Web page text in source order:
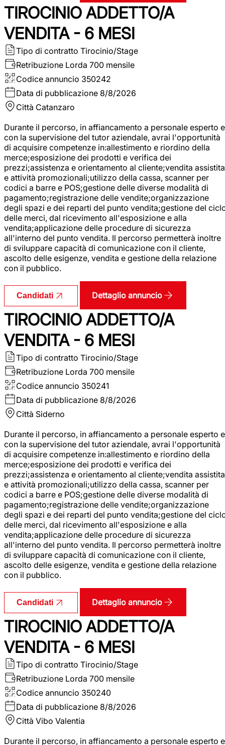
TIROCINIO ADDETTO/A
VENDITA - 6 MESI
Tipo di contratto Tirocinio/Stage
Retribuzione Lorda 700 mensile
Codice annuncio 350242
Data di pubblicazione 8/8/2026
Città Catanzaro
Durante il percorso, in affiancamento a personale esperto e
con la supervisione del tutor aziendale, avrai l'opportunità
di acquisire competenze in:allestimento e riordino della
merce;esposizione dei prodotti e verifica dei
prezzi;assistenza e orientamento al cliente;vendita assistita
e attività promozionali;utilizzo della cassa, scanner per
codici a barre e POS;gestione delle diverse modalità di
pagamento;registrazione delle vendite;organizzazione
degli spazi e dei reparti del punto vendita;gestione del
delle merci, dal ricevimento all'esposizione e alla
vendita;applicazione delle procedure di sicurezza
all'interno del punto vendita. Il percorso permetterà inoltre
di sviluppare capacità di comunicazione con il cliente,
ascolto delle esigenze, vendita e gestione della relazione
con il pubblico.
Candidati Dettaglio annuncio
TIROCINIO ADDETTO/A
VENDITA - 6 MESI
Tipo di contratto Tirocinio/Stage
Retribuzione Lorda 700 mensile
Codice annuncio 350241
Data di pubblicazione 8/8/2026
Città Siderno
Durante il percorso, in affiancamento a personale esperto e
con la supervisione del tutor aziendale, avrai l'opportunità
di acquisire competenze in:allestimento e riordino della
merce;esposizione dei prodotti e verifica dei
prezzi;assistenza e orientamento al cliente;vendita assistita
e attività promozionali;utilizzo della cassa, scanner per
codici a barre e POS;gestione delle diverse modalità di
pagamento;registrazione delle vendite;organizzazione
degli spazi e dei reparti del punto vendita;gestione del
delle merci, dal ricevimento all'esposizione e alla
vendita;applicazione delle procedure di sicurezza
all'interno del punto vendita. Il percorso permetterà inoltre
di sviluppare capacità di comunicazione con il cliente,
ascolto delle esigenze, vendita e gestione della relazione
con il pubblico.
Candidati Dettaglio annuncio
TIROCINIO ADDETTO/A
VENDITA - 6 MESI
Tipo di contratto Tirocinio/Stage
Retribuzione Lorda 700 mensile
Codice annuncio 350240
Data di pubblicazione 8/8/2026
Città Vibo Valentia
Durante il percorso, in affiancamento a personale esperto e